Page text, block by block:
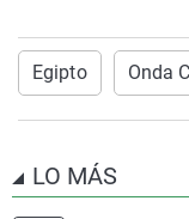
Egipto Onda
LO MÁS